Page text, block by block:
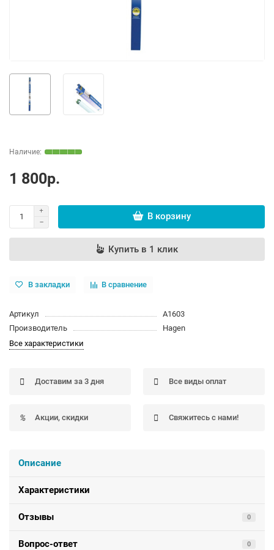
1 800р.
В корзину
Купить в 1 клик
В закладки В сравнение
Артикул
A1603
Производитель
Hagen
Все характеристики
Доставим за 3 дня Все виды оплат
Акции, скидки Свяжитесь с нами!
Описание
Характеристики
Отзывы 0
Вопрос-ответ 0